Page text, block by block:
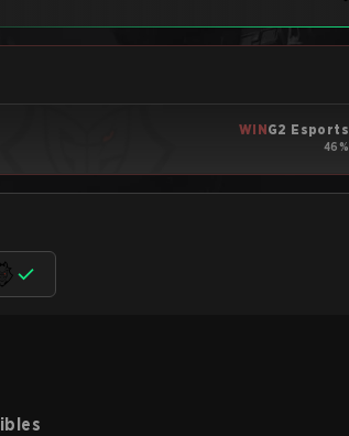
WING2 Esports
46%